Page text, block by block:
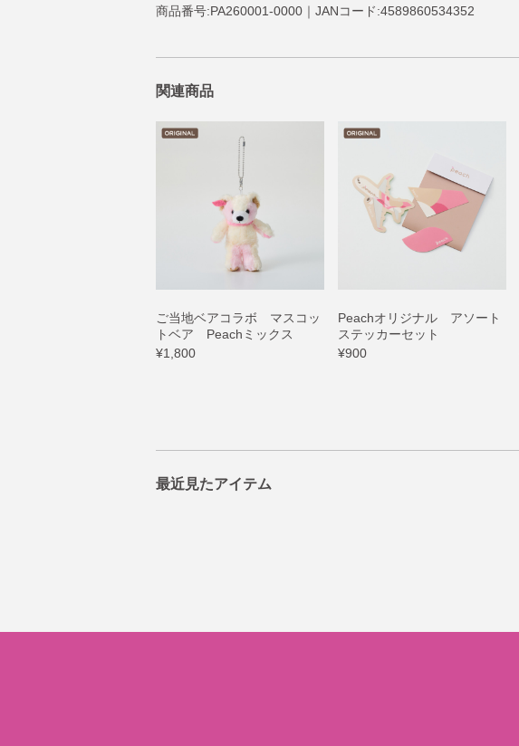
商品番号:PA260001-0000｜JANコード:4589860534352
関連商品
ご当地ベアコラボ マスコッ
トベア Peachミックス
¥1,800
Peachオリジナル アソート
ステッカーセット
¥900
最近見たアイテム